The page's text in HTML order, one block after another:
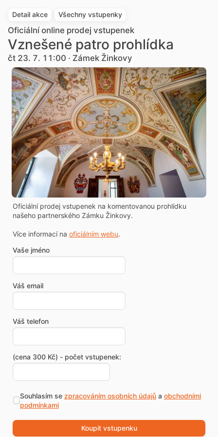
Detail akce Všechny vstupenky
Oficiální online prodej vstupenek
Vznešené patro prohlídka
čt 23. 7. 11:00 · Zámek Žinkovy
Oficiální prodej vstupenek na komentovanou prohlídku
našeho partnerského Zámku Žinkovy.
Více informací na oficiálním webu.
Vaše jméno
Váš email
Váš telefon
(cena 300 Kč) - počet vstupenek:
Souhlasím se zpracováním osobních údajůa obchodními
podmínkami
Koupit vstupenku